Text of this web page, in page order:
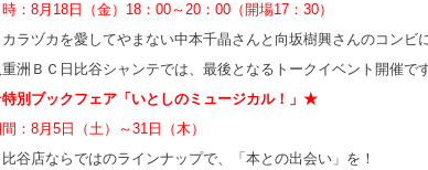
：8月18日（金）18：00～20：00（開場17：30）
ラヅカを愛してやまない中本千晶さんと向坂樹興さんのコンビ
洲ＢＣ日比谷シャンテでは、最後となるトークイベント開催で
別ブックフェア「いとしのミュージカル！」★
：8月5日（土）～31日（木）
谷店ならではのラインナップで、「本との出会い」を！